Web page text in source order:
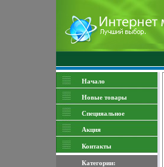
Начало
Новые товары
Специяальное
Акция
Контакты
Категории: